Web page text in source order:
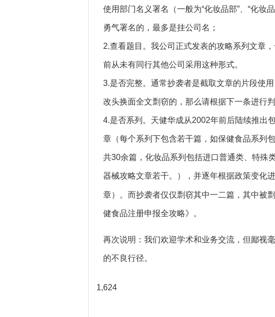
使用部门名义署名（一般为“化妆品部”、“化妆
勇气署名的，最多是挂公司名；
2.查看题目。我公司正式发表的攻略系列文章，
前从未有同行其他公司采用这种形式。
3.是否完整。通常抄袭者是截取文章的片段使
改头换面全文剽窃的，那么请根据下一条进行判
4.是否系列。天健华成从2002年前后陆续推出
章（每个系列下包含若干篇，如保健食品系列
共30余篇，化妆品系列包括进口普通类、特殊
器械攻略文章若干。），并逐年根据政策变化
章）。而抄袭者仅仅剽窃其中一二篇，其中被
健食品注册申报全攻略》。
再次说明：我们欢迎学术和业务交流，但鄙视
的不良行径。
1,624